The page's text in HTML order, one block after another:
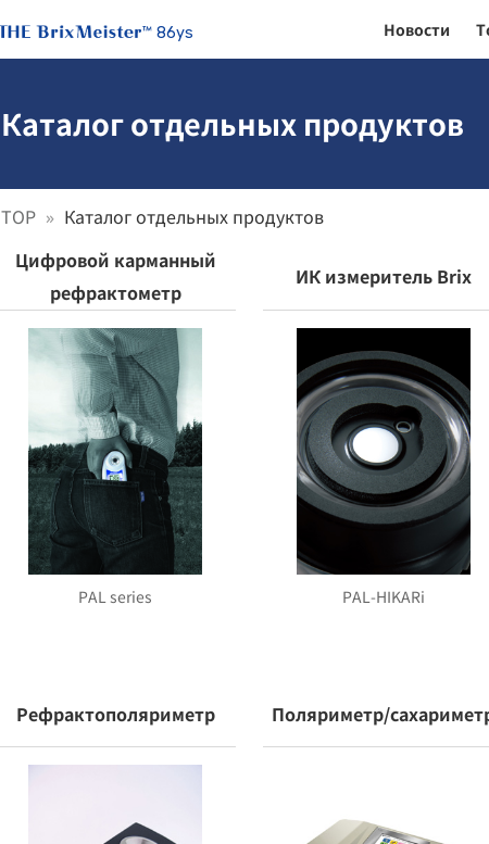
86ys Новости
Каталог отдельных продуктов
TOP
Каталог отдельных продуктов
Цифровой карманный
рефрактометр
PAL series
ИК измеритель Brix
PAL-HIKARi
Рефрактополяриметр Поляриметр/